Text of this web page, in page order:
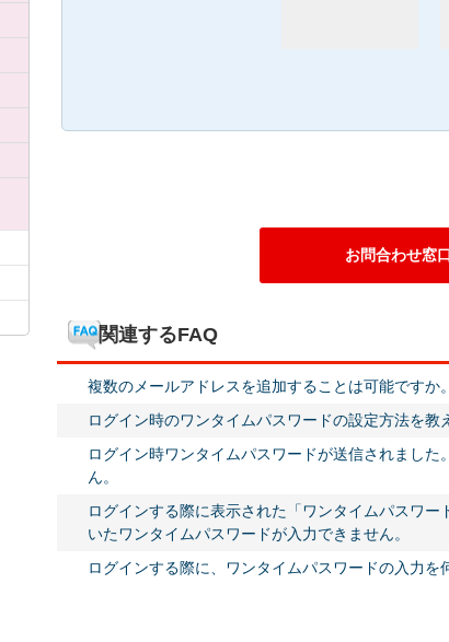
お問合わせ窓
関連するFAQ
複数のメールアドレスを追加することは可能ですか。
ログイン時のワンタイムパスワードの設定方法を教
ログイン時ワンタイムパスワードが送信されまし
ん。
ログインする際に表示された「ワンタイムパスワ
いたワンタイムパスワードが入力できません。
ログインする際に、ワンタイムパスワードの入力を